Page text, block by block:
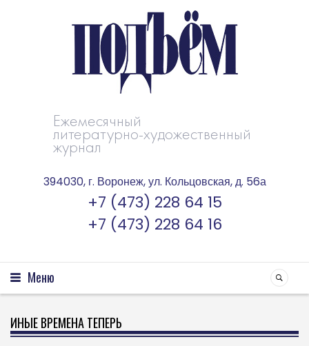
Ежемесячный
литературно-художественный
журнал
394030, г. Воронеж, ул. Кольцовская, д. 56а
+7 (473) 228 64 15
+7 (473) 228 64 16
Меню
ИНЫЕ ВРЕМЕНА ТЕПЕРЬ